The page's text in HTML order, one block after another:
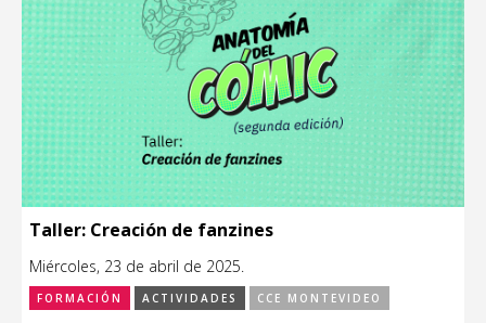
Taller: Creación de fanzines
Miércoles, 23 de abril de 2025.
FORMACIÓN ACTIVIDADES CCE MONTEVIDEO